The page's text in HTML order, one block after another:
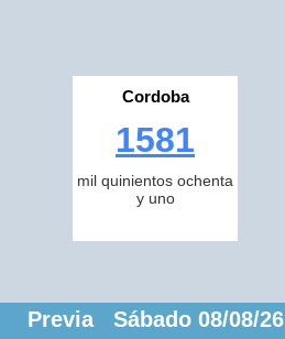
Cordoba
1581
mil quinientos ochenta
y uno
Previa Sábado 08/08/26